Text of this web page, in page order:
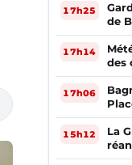
17h25
de
17h14
des
17h06
de
15h12
La